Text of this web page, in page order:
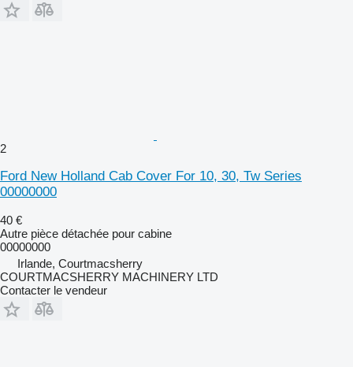
2
Ford New Holland Cab Cover For 10, 30, Tw Series
00000000
40 €
Autre pièce détachée pour cabine
00000000
Irlande, Courtmacsherry
COURTMACSHERRY MACHINERY LTD
Contacter le vendeur